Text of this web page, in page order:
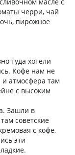
черри, чай
пирожное
туда хотели
Кофе нам не
атмосфера там
с высоким
Зашли в
советские
с кофе,
эти